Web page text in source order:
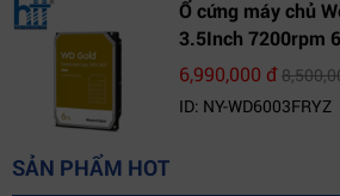
Ổ cứng máy chủ
3.5Inch 7200rpm
(WD6003FRYZ)
6,990,000 đ
ID: NY-WD6003FRYZ
SẢN PHẨM HOT